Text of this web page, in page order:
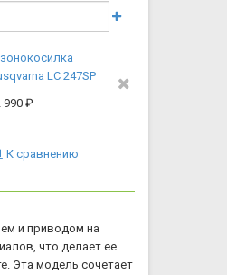
LC 247SP
990₽
К сравнению
и приводом на
что делает ее
Эта модель сочетает